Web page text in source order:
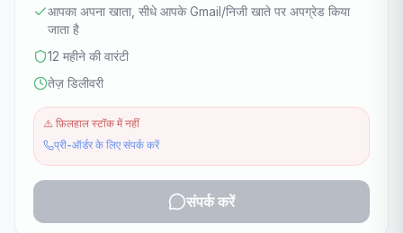
आपका अपना खाता, सीधे आपके Gmail/निजी खाते पर अपग्रेड किया
जाता है
12 महीने की वारंटी
तेज़ डिलीवरी
⚠️ फ़िलहाल स्टॉक में नहीं
प्री-ऑर्डर के लिए संपर्क करें
संपर्क करें